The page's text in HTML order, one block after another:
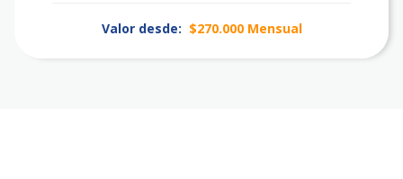
Valor desde: $270.000 Mensual